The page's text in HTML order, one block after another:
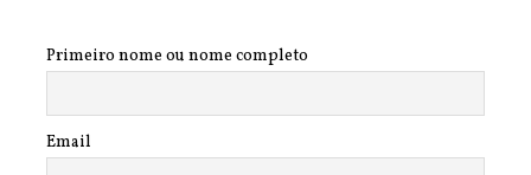
Primeiro nome ou nome completo
Email